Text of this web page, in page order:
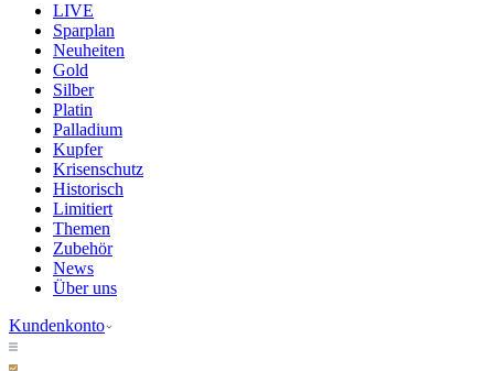
LIVE
Sparplan
Neuheiten
Gold
Silber
Platin
Palladium
Kupfer
Krisenschutz
Historisch
Limitiert
Themen
Zubehör
News
Über uns
Kundenkonto